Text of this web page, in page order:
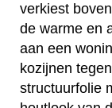
verkiest
de warme en
aan een
kozijnen
structuurfolie